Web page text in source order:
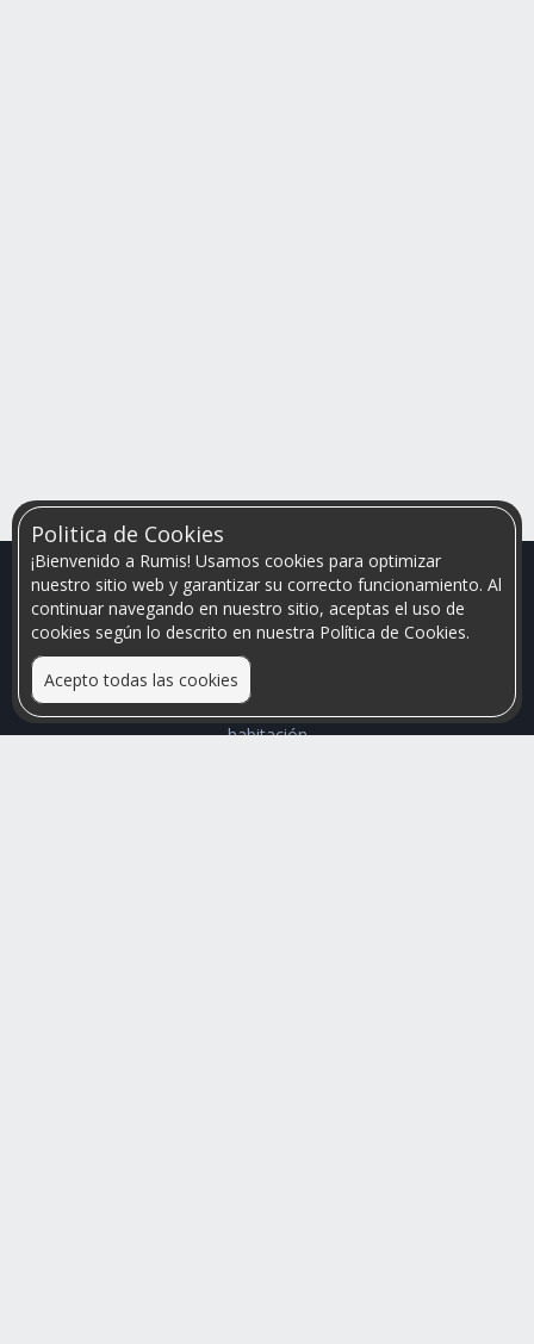
Politica de Cookies
¡Bienvenido a Rumis! Usamos cookies para optimizar
nuestro sitio web y garantizar su correcto funcionamiento. Al
continuar navegando en nuestro sitio, aceptas el uso de
cookies según lo descrito en nuestra Política de Cookies.
Acepto todas las cookies
Relacionamos personas que arriendan con las que buscan una
habitación